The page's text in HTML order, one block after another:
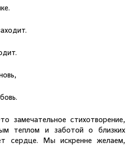
замечательное стихотворение,
теплом и заботой о близких
сердце. Мы искренне желаем,